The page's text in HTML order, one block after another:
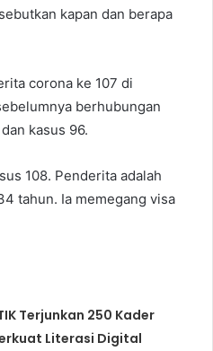
kapan dan berapa
corona ke 107 di
berhubungan
kasus 96.
108. Penderita adalah
tahun. Ia memegang visa
Terjunkan 250 Kader
Literasi Digital